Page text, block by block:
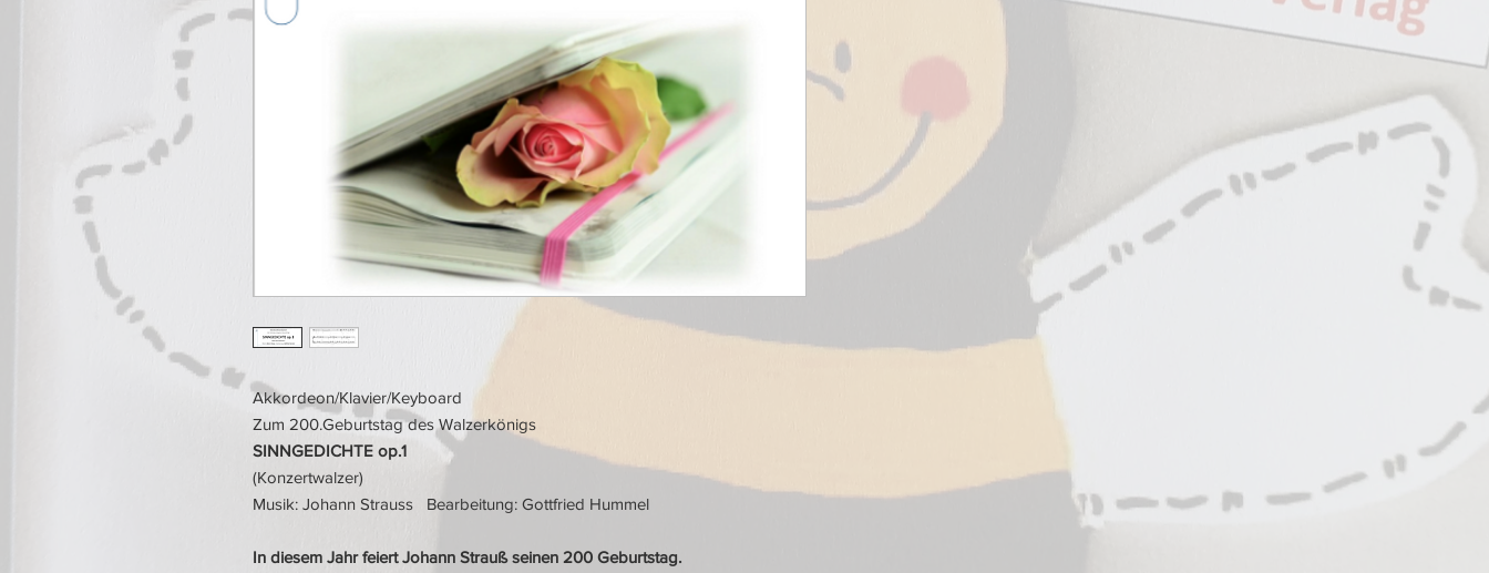
Akkordeon/Klavier/Keyboard
Zum 200.Geburtstag des Walzerkönigs
SINNGEDICHTE op.1
(Konzertwalzer)
Musik: Johann Strauss Bearbeitung: Gottfried Hummel
In diesem Jahr feiert Johann Strauß seinen 200 Geburtstag.